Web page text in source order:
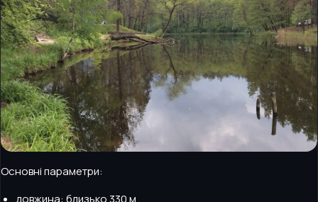
Основні параметри:
довжина: близько 330 м